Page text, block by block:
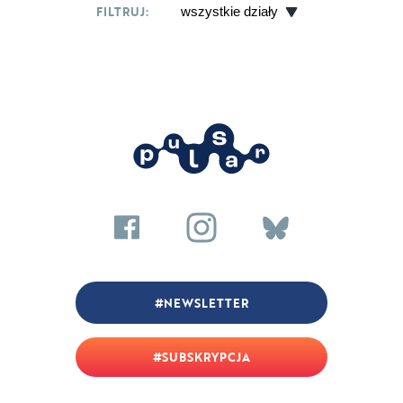
FILTRUJ:
SUBSKRYPCJA
NEWSLETTER